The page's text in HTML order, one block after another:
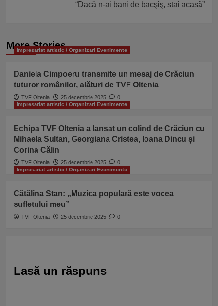
“Dacă n-ai bani de bacşiş, stai acasă”
More Stories
Impresariat artistic / Organizari Evenimente
Daniela Cimpoeru transmite un mesaj de Crăciun
tuturor românilor, alături de TVF Oltenia
TVF Oltenia 25 decembrie 2025
0
Impresariat artistic / Organizari Evenimente
Echipa TVF Oltenia a lansat un colind de Crăciun cu
Mihaela Sultan, Georgiana Cristea, Ioana Dincu și
Corina Călin
TVF Oltenia 25 decembrie 2025
0
Impresariat artistic / Organizari Evenimente
Cătălina Stan: „Muzica populară este vocea
sufletului meu”
TVF Oltenia 25 decembrie 2025 0
Lasă un răspuns